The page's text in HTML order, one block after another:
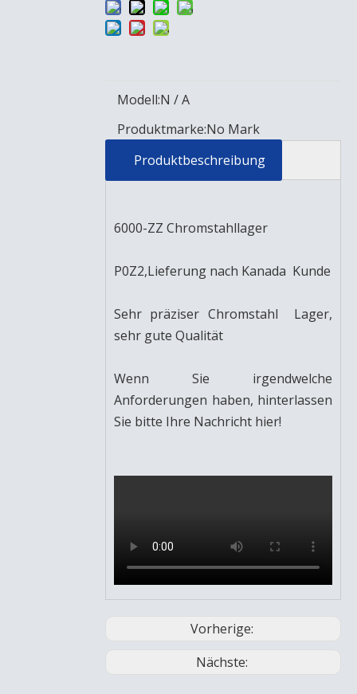
Modell:N / A
Produktmarke:No Mark
Produktbeschreibung
6000-ZZ Chromstahllager
P0Z2,Lieferung nach Kanada Kunde
Sehr präziser Chromstahl Lager,
sehr gute Qualität
Wenn Sie irgendwelche
Anforderungen haben, hinterlassen
Sie bitte Ihre Nachricht hier!
Vorherige:
Nächste: